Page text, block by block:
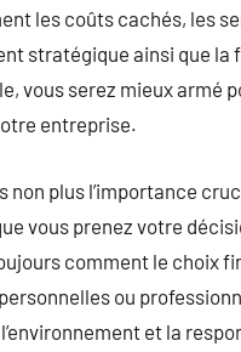
les coûts cachés, les
stratégique ainsi que la
vous serez mieux armé
entreprise.
non plus l’importance
vous prenez votre
comment le choix
ou
et la